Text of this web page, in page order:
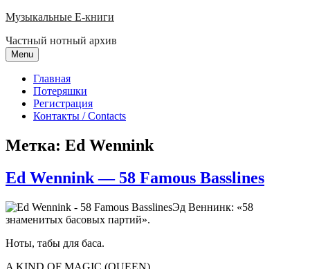
Skip
content
Музыкальные E-книги
Частный нотный архив
Menu
Главная
Потеряшки
Регистрация
Контакты / Contacts
Метка: Ed Wennink
Ed Wennink — 58 Famous Basslines
Эд Веннинк: «58
знаменитых басовых партий».
Ноты, табы для баса.
A KIND OF MAGIC (QUEEN)